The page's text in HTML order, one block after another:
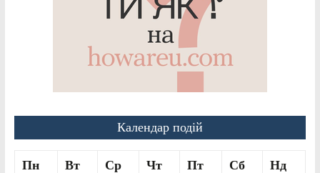
Календар подій
Пн Вт Ср Чт Пт Сб Нд